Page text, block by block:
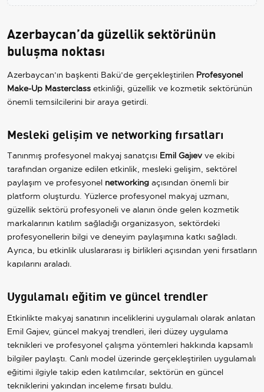
Azerbaycan’da güzellik sektörünün
buluşma noktası
Azerbaycan’ın başkenti Bakü’de gerçekleştirilen Profesyonel
Make-Up Masterclass etkinliği, güzellik ve kozmetik sektörünün
önemli temsilcilerini bir araya getirdi.
Mesleki gelişim ve networking fırsatları
Tanınmış profesyonel makyaj sanatçısı Emil Gajıev ve ekibi
tarafından organize edilen etkinlik, mesleki gelişim, sektörel
paylaşım ve profesyonel networking açısından önemli bir
platform oluşturdu. Yüzlerce profesyonel makyaj uzmanı,
güzellik sektörü profesyoneli ve alanın önde gelen kozmetik
markalarının katılım sağladığı organizasyon, sektördeki
profesyonellerin bilgi ve deneyim paylaşımına katkı sağladı.
Ayrıca, bu etkinlik uluslararası iş birlikleri açısından yeni fırsatların
kapılarını araladı.
Uygulamalı eğitim ve güncel trendler
Etkinlikte makyaj sanatının inceliklerini uygulamalı olarak anlatan
Emil Gajıev, güncel makyaj trendleri, ileri düzey uygulama
teknikleri ve profesyonel çalışma yöntemleri hakkında kapsamlı
bilgiler paylaştı. Canlı model üzerinde gerçekleştirilen uygulamalı
eğitimi ilgiyle takip eden katılımcılar, sektörün en güncel
tekniklerini yakından inceleme fırsatı buldu.